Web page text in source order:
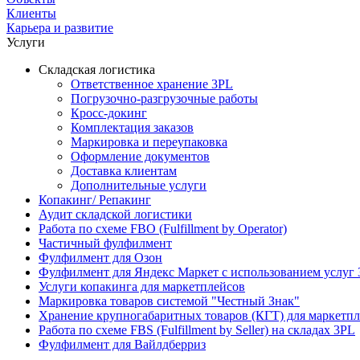
Клиенты
Карьера и развитие
Услуги
Складская логистика
Ответственное хранение 3PL
Погрузочно-разгрузочные работы
Кросс-докинг
Комплектация заказов
Маркировка и переупаковка
Оформление документов
Доставка клиентам
Дополнительные услуги
Копакинг/ Репакинг
Аудит складской логистики
Работа по схеме FBO (Fulfillment by Operator)
Частичный фулфилмент
Фулфилмент для Озон
Фулфилмент для Яндекс Маркет с использованием услуг
Услуги копакинга для маркетплейсов
Маркировка товаров системой "Честный Знак"
Хранение крупногабаритных товаров (КГТ) для
Работа по схеме FBS (Fulfillment by Seller) на складах 3PL
Фулфилмент для Вайлдберриз